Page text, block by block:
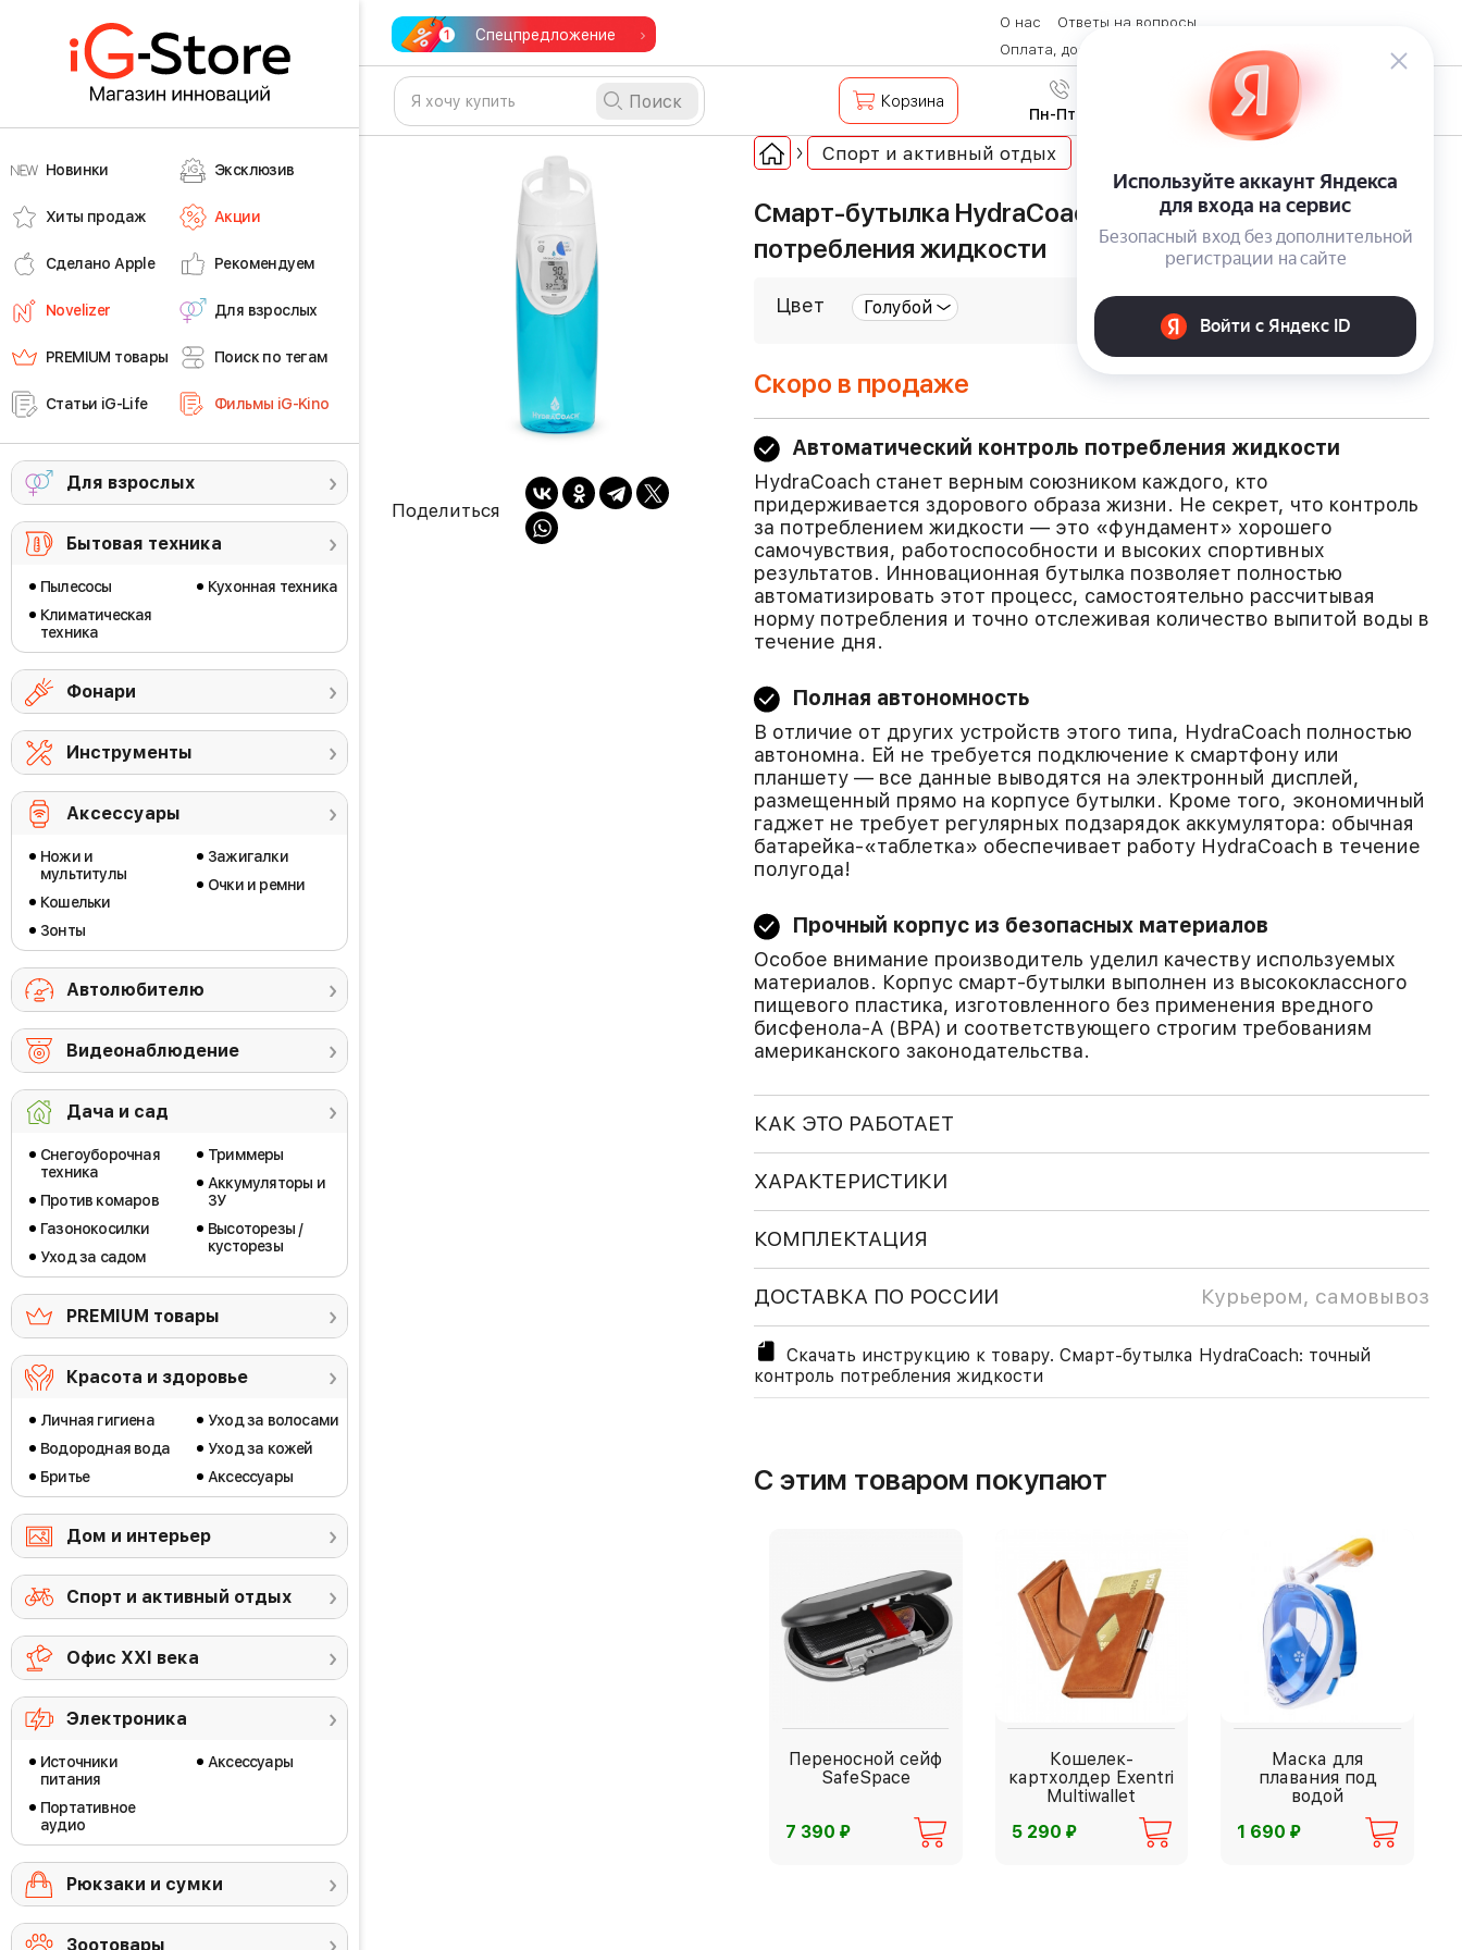
Новинки Эксклюзив
Хиты продаж Акции
Сделано Apple Рекомендуем
Novelizer Для взрослых
PREMIUM товары Поиск по тегам
Статьи iG-Life Фильмы iG-Kino
Для взрослых
Бытовая техника
Пылесосы
Климатическая
техника
Кухонная техника
Фонари
Инструменты
Аксессуары
Ножи и
мультитулы
Кошельки
Зонты
Зажигалки
Очки и ремни
Автолюбителю
Видеонаблюдение
Дача и сад
Снегоуборочная
техника
Против комаров
Газонокосилки
Уход за садом
Триммеры
Аккумуляторы и
ЗУ
Высоторезы /
кусторезы
PREMIUM товары
Красота и здоровье
Личная гигиена
Водородная вода
Бритье
Уход за волосами
Уход за кожей
Аксессуары
Дом и интерьер
Спорт и активный отдых
Офис ХХI века
Электроника
Источники
питания
Портативное
аудио
Аксессуары
Рюкзаки и сумки
Зоотовары
Спецпредложение
О нас
Ответы на вопросы
Оплата, доставка и возврат товара
Контакты
Поиск Корзина 8 (800) 600-28-07
Пн-Пт с 9:00 до 19:00
Поделиться
Спорт и активный отдых
Смарт-бутылка HydraCoach: точный контроль
потребления жидкости
Цвет
Скоро в продаже
Автоматический контроль потребления жидкости
HydraCoach станет верным союзником каждого, кто
придерживается здорового образа жизни. Не секрет, что контроль
за потреблением жидкости — это «фундамент» хорошего
самочувствия, работоспособности и высоких спортивных
результатов. Инновационная бутылка позволяет полностью
автоматизировать этот процесс, самостоятельно рассчитывая
норму потребления и точно отслеживая количество выпитой воды в
течение дня.
Полная автономность
В отличие от других устройств этого типа, HydraCoach полностью
автономна. Ей не требуется подключение к смартфону или
планшету — все данные выводятся на электронный дисплей,
размещенный прямо на корпусе бутылки. Кроме того, экономичный
гаджет не требует регулярных подзарядок аккумулятора: обычная
батарейка-«таблетка» обеспечивает работу HydraCoach в течение
полугода!
Прочный корпус из безопасных материалов
Особое внимание производитель уделил качеству используемых
материалов. Корпус смарт-бутылки выполнен из высококлассного
пищевого пластика, изготовленного без применения вредного
бисфенола-А (BPA) и соответствующего строгим требованиям
американского законодательства.
КАК ЭТО РАБОТАЕТ
ХАРАКТЕРИСТИКИ
КОМПЛЕКТАЦИЯ
ДОСТАВКА ПО РОССИИ Курьером, самовывоз
Скачать инструкцию к товару. Смарт-бутылка HydraCoach: точный
контроль потребления жидкости
С этим товаром покупают
Переносной сейф
SafeSpace
7 390 ⃏
Кошелек-
картхолдер Exentri
Multiwallet
5 290 ⃏
Маска для
плавания под
водой
1 690⃏